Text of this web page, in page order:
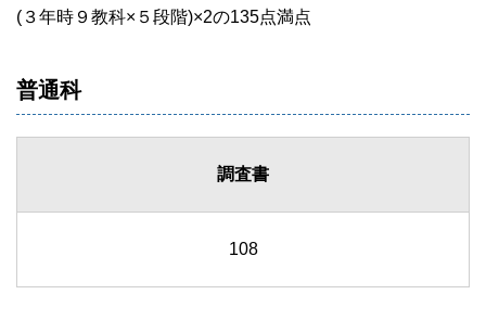
(３年時９教科×５段階)×2の135点満点
普通科
調査書
108